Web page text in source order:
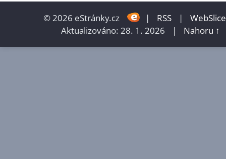
© 2026 eStránky.cz | RSS |
WebSlice
Aktualizováno: 28. 1. 2026
| Nahoru ↑